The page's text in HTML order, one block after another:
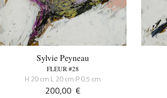
Sylvie Peyneau
FLEUR #28
H 20 cm L 20 cm P 0.5 cm
200,00 €